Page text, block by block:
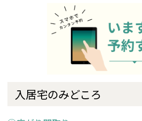
入居宅のみどころ